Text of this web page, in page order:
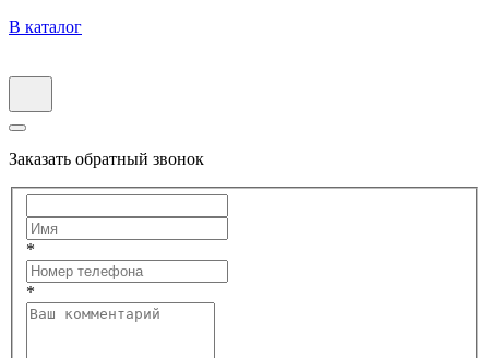
В каталог
Заказать обратный звонок
*
*